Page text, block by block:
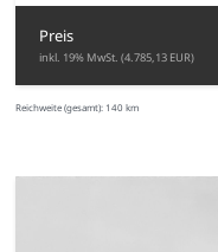
Preis
inkl. 19% MwSt. (4.785,13 EUR)
Reichweite (gesamt): 140 km